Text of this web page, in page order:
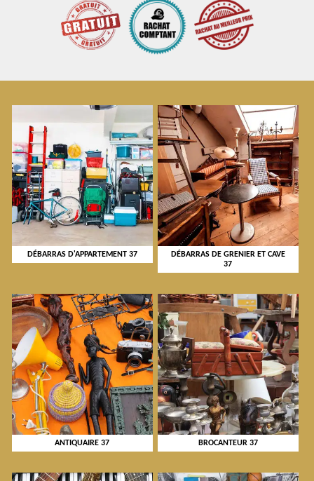
DÉBARRAS D'APPARTEMENT 37
DÉBARRAS DE GRENIER ET CAVE
37
ANTIQUAIRE 37 BROCANTEUR 37